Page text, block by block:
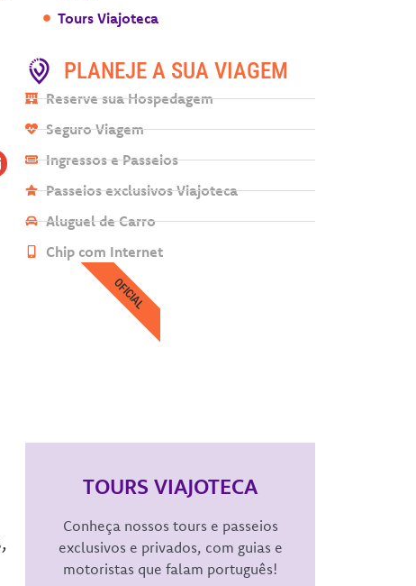
Tours Viajoteca
PLANEJE A SUA VIAGEM
Reserve sua Hospedagem
Seguro Viagem
Ingressos e Passeios
Passeios exclusivos Viajoteca
Aluguel de Carro
Chip com Internet
TOURS VIAJOTECA
Conheça nossos tours e passeios
exclusivos e privados, com guias e
motoristas que falam português!
OFICIAL